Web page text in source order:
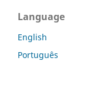
Language
English
Português